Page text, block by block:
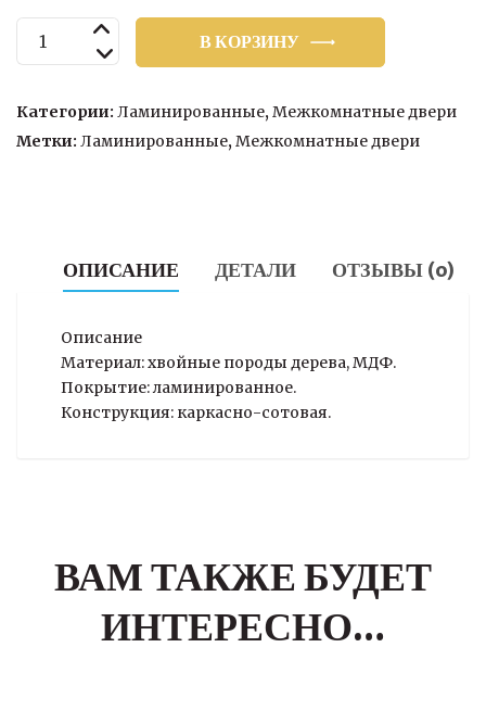
Количество
товара
В КОРЗИНУ
Категории: Ламинированные,Межкомнатные двери
Метки: Ламинированные,Межкомнатные двери
ОПИСАНИЕ ДЕТАЛИ ОТЗЫВЫ (0)
Описание
Материал: хвойные породы дерева, МДФ.
Покрытие: ламинированное.
Конструкция: каркасно-сотовая.
ВАМ ТАКЖЕ БУДЕТ
ИНТЕРЕСНО…